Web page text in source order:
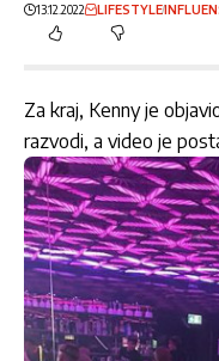
13.12.2022 LIFESTYLE
Za kraj, Kenny je
razvodi, a video je